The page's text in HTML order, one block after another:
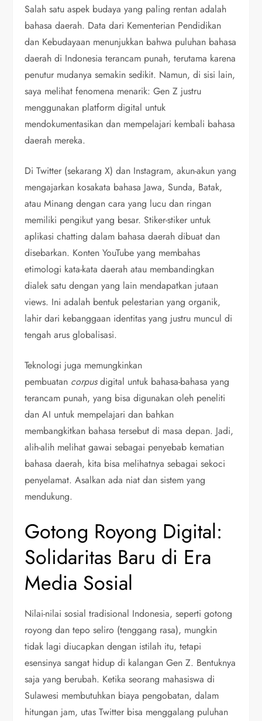
Salah satu aspek budaya yang paling rentan adalah
bahasa daerah. Data dari Kementerian Pendidikan
dan Kebudayaan menunjukkan bahwa puluhan bahasa
daerah di Indonesia terancam punah, terutama karena
penutur mudanya semakin sedikit. Namun, di sisi lain,
saya melihat fenomena menarik: Gen Z justru
menggunakan platform digital untuk
mendokumentasikan dan mempelajari kembali bahasa
daerah mereka.
Di Twitter (sekarang X) dan Instagram, akun-akun yang
mengajarkan kosakata bahasa Jawa, Sunda, Batak,
atau Minang dengan cara yang lucu dan ringan
memiliki pengikut yang besar. Stiker-stiker untuk
aplikasi chatting dalam bahasa daerah dibuat dan
disebarkan. Konten YouTube yang membahas
etimologi kata-kata daerah atau membandingkan
dialek satu dengan yang lain mendapatkan jutaan
views. Ini adalah bentuk pelestarian yang organik,
lahir dari kebanggaan identitas yang justru muncul di
tengah arus globalisasi.
Teknologi juga memungkinkan
pembuatan corpusdigital untuk bahasa-bahasa yang
terancam punah, yang bisa digunakan oleh peneliti
dan AI untuk mempelajari dan bahkan
membangkitkan bahasa tersebut di masa depan. Jadi,
alih-alih melihat gawai sebagai penyebab kematian
bahasa daerah, kita bisa melihatnya sebagai sekoci
penyelamat. Asalkan ada niat dan sistem yang
mendukung.
Gotong Royong Digital:
Solidaritas Baru di Era
Media Sosial
Nilai-nilai sosial tradisional Indonesia, seperti gotong
royong dan tepo seliro (tenggang rasa), mungkin
tidak lagi diucapkan dengan istilah itu, tetapi
esensinya sangat hidup di kalangan Gen Z. Bentuknya
saja yang berubah. Ketika seorang mahasiswa di
Sulawesi membutuhkan biaya pengobatan, dalam
hitungan jam, utas Twitter bisa menggalang puluhan